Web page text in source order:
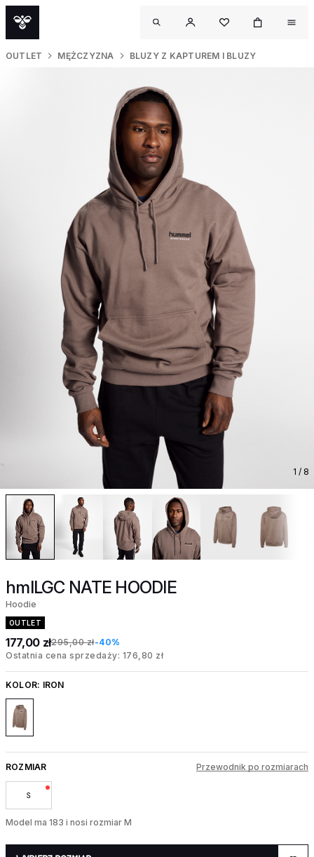
OUTLET MĘŻCZYZNA BLUZY Z KAPTUREM I BLUZY
1 / 8
hmlLGC NATE HOODIE
Hoodie
OUTLET
177,00 zł295,00 zł-40%
Ostatnia cena sprzedaży: 176,80 zł
KOLOR: IRON
ROZMIAR Przewodnik po rozmiarach
S
Model ma 183 i nosi rozmiar M